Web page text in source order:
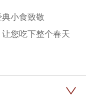
小食致敬
您吃下整个春天